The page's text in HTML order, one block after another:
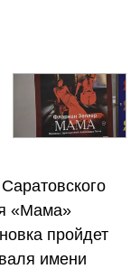
«Мама»
пройдет
имени